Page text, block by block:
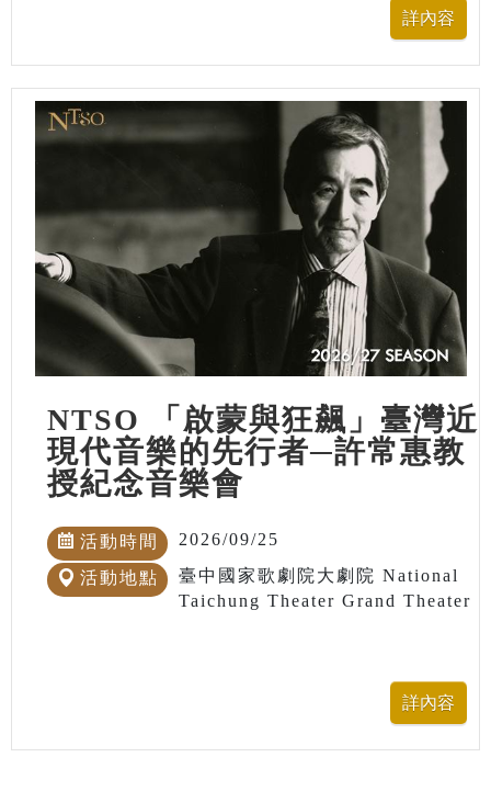
NTSO 「啟蒙與狂飆」臺灣近
現代音樂的先行者─許常惠教
授紀念音樂會
活動時間 2026/09/25
活動地點
臺中國家歌劇院大劇院 National
Taichung Theater Grand Theater